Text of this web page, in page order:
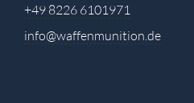
+49 8226 6101971
info@waffenmunition.de